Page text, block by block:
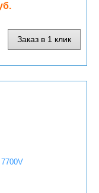
Заказ в 1 клик